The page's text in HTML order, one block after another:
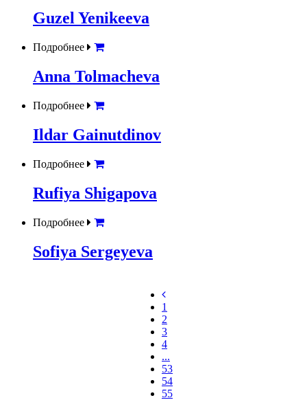
Guzel Yenikeeva
Подробнее
Anna Tolmacheva
Подробнее
Ildar Gainutdinov
Подробнее
Rufiya Shigapova
Подробнее
Sofiya Sergeyeva
1
2
3
4
...
53
54
55